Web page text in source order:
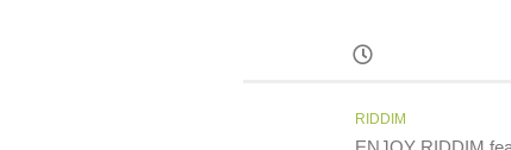
RIDDIM